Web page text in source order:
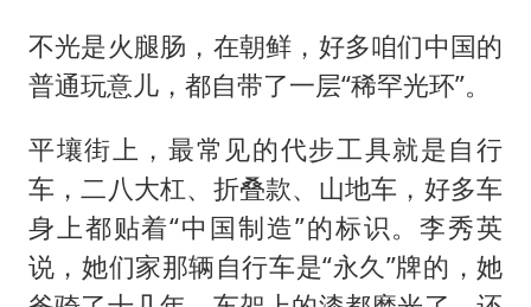
不光是火腿肠，在朝鲜，好多咱们中国的
普通玩意儿，都自带了一层“稀罕光环”。
平壤街上，最常见的代步工具就是自行
车，二八大杠、折叠款、山地车，好多车
身上都贴着“中国制造”的标识。李秀英
说，她们家那辆自行车是“永久”牌的，她